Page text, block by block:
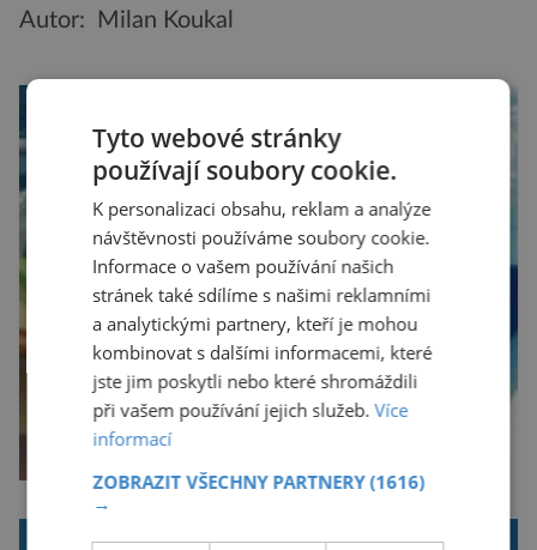
Autor: Milan Koukal
Tyto webové stránky
používají soubory cookie.
K personalizaci obsahu, reklam a analýze
návštěvnosti používáme soubory cookie.
Informace o vašem používání našich
stránek také sdílíme s našimi reklamními
a analytickými partnery, kteří je mohou
kombinovat s dalšími informacemi, které
jste jim poskytli nebo které shromáždili
při vašem používání jejich služeb.Více
informací
ZOBRAZIT VŠECHNY PARTNERY(1616)
→